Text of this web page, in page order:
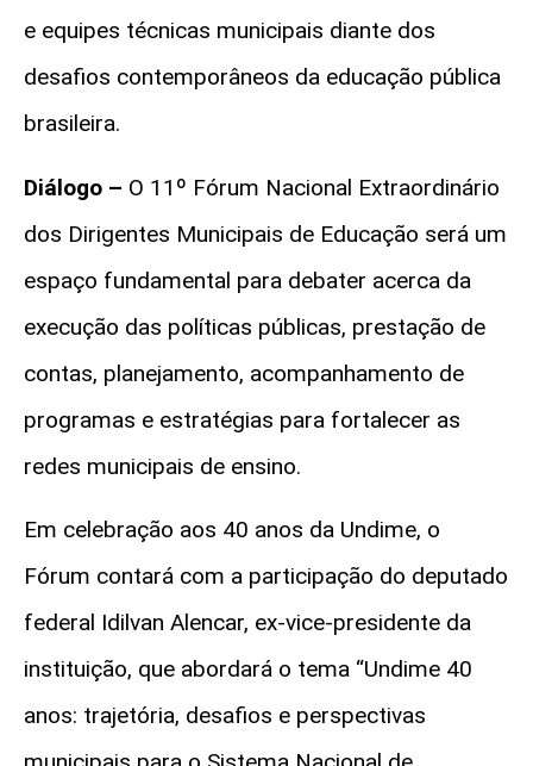
e equipes técnicas municipais diante dos
desafios contemporâneos da educação pública
brasileira.
Diálogo – O 11º Fórum Nacional Extraordinário
dos Dirigentes Municipais de Educação será um
espaço fundamental para debater acerca da
execução das políticas públicas, prestação de
contas, planejamento, acompanhamento de
programas e estratégias para fortalecer as
redes municipais de ensino.
Em celebração aos 40 anos da Undime, o
Fórum contará com a participação do deputado
federal Idilvan Alencar, ex-vice-presidente da
instituição, que abordará o tema “Undime 40
anos: trajetória, desafios e perspectivas